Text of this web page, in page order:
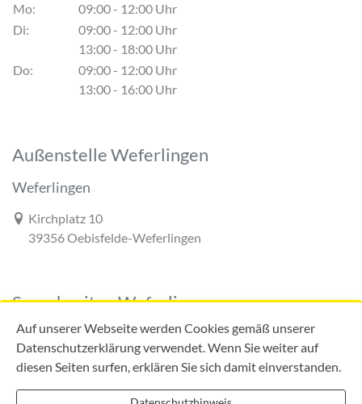
Auf unserer Webseite werden Cookies gemäß unserer
Datenschutzerklärung verwendet. Wenn Sie weiter auf
diesen Seiten surfen, erklären Sie sich damit einverstanden.
Mo:
09:00 - 12:00 Uhr
Di:
09:00 - 12:00 Uhr
13:00 - 18:00 Uhr
Do:
09:00 - 12:00 Uhr
13:00 - 16:00 Uhr
Außenstelle Weferlingen
Weferlingen
Link zur Google-Maps Navigation
Kirchplatz 10
39356 Oebisfelde-Weferlingen
Sprechzeiten Weferlingen
Mo:
09:00 - 12:00 Uhr
Di:
09:00 - 12:00 Uhr